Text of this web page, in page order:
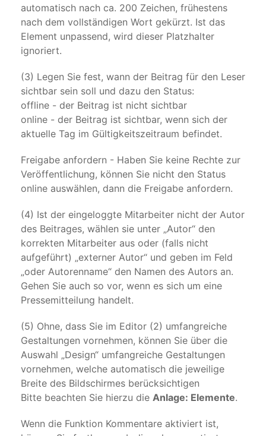
automatisch nach ca. 200 Zeichen, frühestens
nach dem vollständigen Wort gekürzt. Ist das
Element unpassend, wird dieser Platzhalter
ignoriert.
(3) Legen Sie fest, wann der Beitrag für den Leser
sichtbar sein soll und dazu den Status:
offline - der Beitrag ist nicht sichtbar
online - der Beitrag ist sichtbar, wenn sich der
aktuelle Tag im Gültigkeitszeitraum befindet.
Freigabe anfordern - Haben Sie keine Rechte zur
Veröffentlichung, können Sie nicht den Status
online auswählen, dann die Freigabe anfordern.
(4) Ist der eingeloggte Mitarbeiter nicht der Autor
des Beitrages, wählen sie unter „Autor“ den
korrekten Mitarbeiter aus oder (falls nicht
aufgeführt) „externer Autor“ und geben im Feld
„oder Autorenname“ den Namen des Autors an.
Gehen Sie auch so vor, wenn es sich um eine
Pressemitteilung handelt.
(5) Ohne, dass Sie im Editor (2) umfangreiche
Gestaltungen vornehmen, können Sie über die
Auswahl „Design“ umfangreiche Gestaltungen
vornehmen, welche automatisch die jeweilige
Breite des Bildschirmes berücksichtigen
Bitte beachten Sie hierzu die Anlage: Elemente.
Wenn die Funktion Kommentare aktiviert ist,